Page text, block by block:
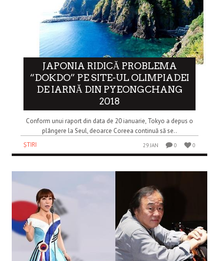
JAPONIA RIDICĂ PROBLEMA
“DOKDO” PE SITE-UL OLIMPIADEI
DE IARNĂ DIN PYEONGCHANG
2018
Conform unui raport din data de 20 ianuarie, Tokyo a depus o
plângere la Seul, deoarce Coreea continuă să se..
ȘTIRI
29 JAN 0 0